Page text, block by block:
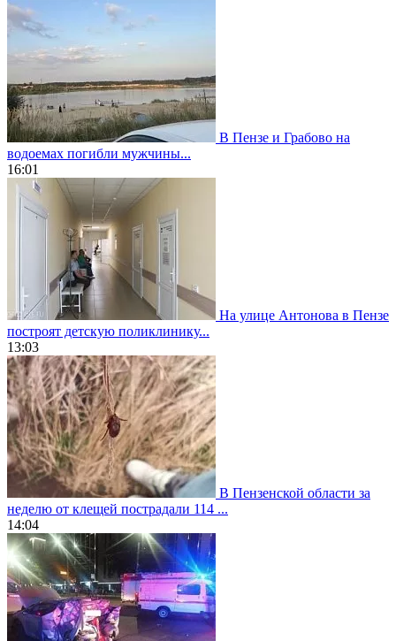
В Пензе и Грабово на
водоемах погибли мужчины...
16:01
На улице Антонова в Пензе
построят детскую поликлинику...
13:03
В Пензенской области за
неделю от клещей пострадали 114 ...
14:04